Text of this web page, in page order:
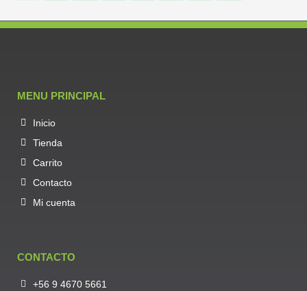
MENU PRINCIPAL
Inicio
Tienda
Carrito
Contacto
Mi cuenta
CONTACTO
+56 9 4670 5661